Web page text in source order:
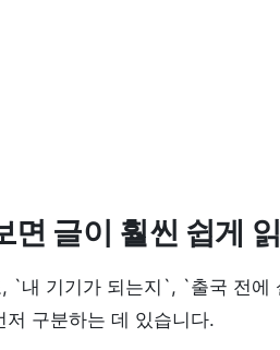
면 글이 훨씬 쉽게
`내 기기가 되는지`, `출국 전에
구분하는 데 있습니다.